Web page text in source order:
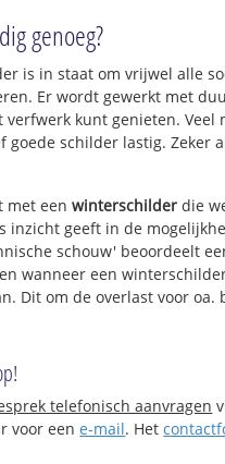
genoeg?
is in staat om vrijwel alle
Er wordt gewerkt met
kunt genieten. Veel
goede schilder lastig. Zeker
met eenwinterschilder die
inzicht geeft in de
schouw' beoordeelt
wanneer een
Dit om de overlast voor oa.
telefonisch aanvragen
voor eene-mail. Het